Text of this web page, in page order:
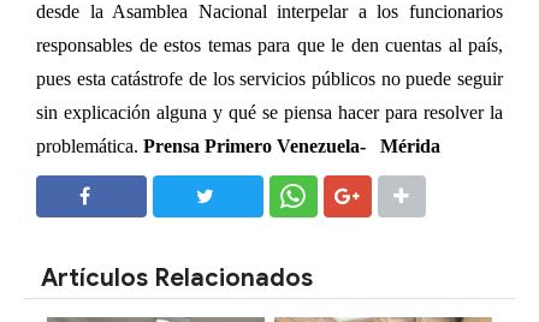
desde la Asamblea Nacional interpelar a los funcionarios
responsables de estos temas para que le den cuentas al país,
pues esta catástrofe de los servicios públicos no puede seguir
sin explicación alguna y qué se piensa hacer para resolver la
problemática. Prensa Primero Venezuela- Mérida
Artículos Relacionados